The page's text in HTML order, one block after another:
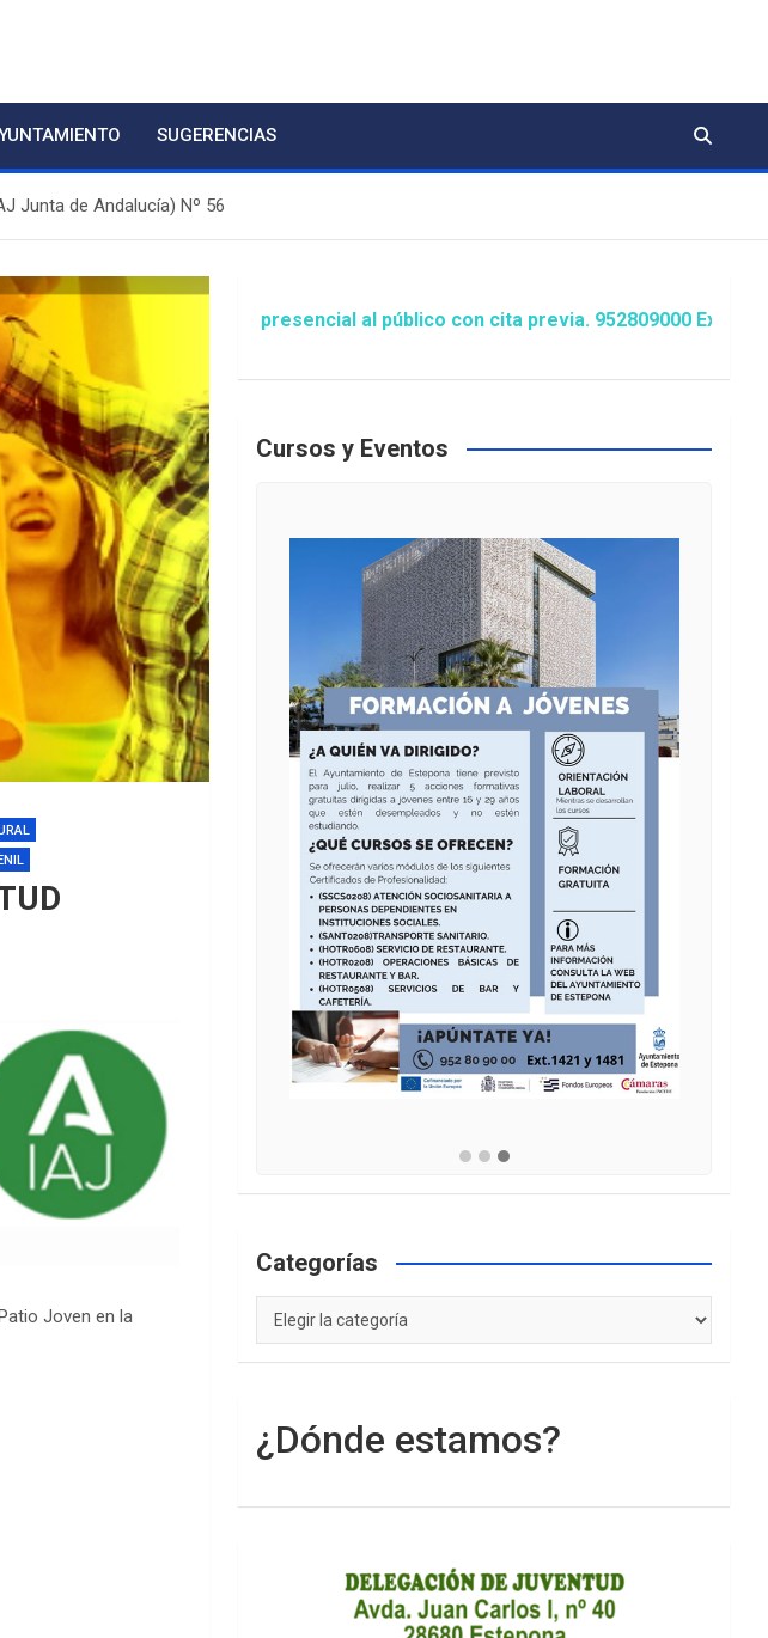
SUGERENCIAS
Junta de Andalucía) Nº 56
Joven en la
Atención presencial al público con cita previa. 952809000 Extensión 1481/
Cursos y Eventos
Categorías
Categorías
¿Dónde estamos?